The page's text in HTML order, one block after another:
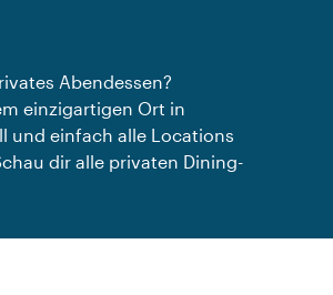
Abendessen?
einzigartigen Ort in
und einfach alle Locations
dir alle privaten Dining-